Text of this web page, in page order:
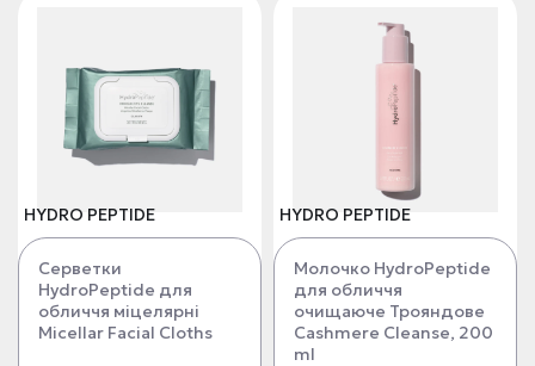
HYDRO PEPTIDE
Серветки
HydroPeptide для
обличчя міцелярні
Micellar Facial Cloths
HYDRO PEPTIDE
Молочко HydroPeptide
для обличчя
очищаюче Трояндове
Cashmere Cleanse, 200
ml